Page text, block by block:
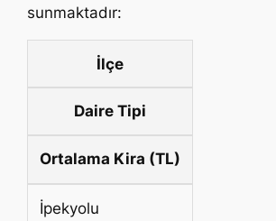
sunmaktadır:
İlçe
Daire Tipi
Ortalama Kira (TL)
İpekyolu